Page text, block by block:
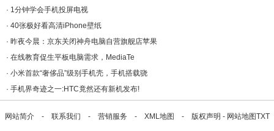
· 1分钟学会手机投屏电视
· 40张极好看高清iPhone壁纸
· 昨夜今晨：京东关闭神舟电脑自营旗舰店苹果
· 在线教育促生平板电脑需求，MediaTe
· 小米首款“奢侈品”级别手机壳，手机搭载骁
· 手机界奇迹之一:HTC竟然还有新机发布!
网站简介- 联系我们 - 营销服务 - XML地图 - 版权声明 - 网站地图TXT